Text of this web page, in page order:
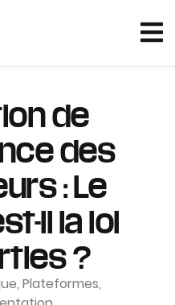
de
des
: Le
il la loi
?
, Plateformes,